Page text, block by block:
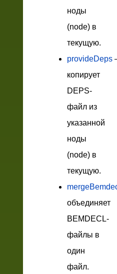
ноды
(node) в
текущую.
provideDeps
копирует
DEPS-
файл из
указанной
ноды
(node) в
текущую.
объединяет
BEMDECL-
файлы в
один
файл.